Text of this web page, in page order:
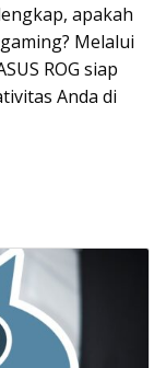
apakah
Melalui
ROG siap
Anda di